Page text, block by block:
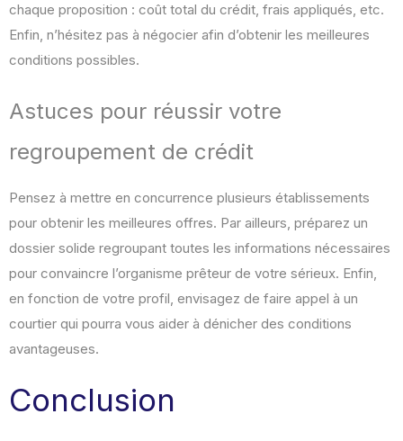
chaque proposition : coût total du crédit, frais appliqués, etc.
Enfin, n’hésitez pas à négocier afin d’obtenir les meilleures
conditions possibles.
Astuces pour réussir votre
regroupement de crédit
Pensez à mettre en concurrence plusieurs établissements
pour obtenir les meilleures offres. Par ailleurs, préparez un
dossier solide regroupant toutes les informations nécessaires
pour convaincre l’organisme prêteur de votre sérieux. Enfin,
en fonction de votre profil, envisagez de faire appel à un
courtier qui pourra vous aider à dénicher des conditions
avantageuses.
Conclusion